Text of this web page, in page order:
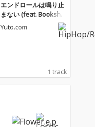
エンドロールは鳴り止
まない (feat. Bookshel
f Sessions & Gecko&T
Yuto.com
1 track